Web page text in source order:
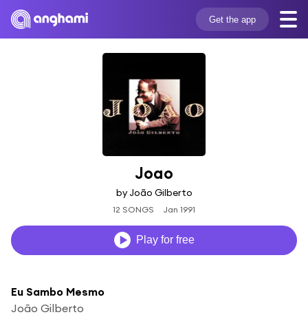
Get the app
Joao
by João Gilberto
12 SONGS Jan 1991
Play for free
Eu Sambo Mesmo
João Gilberto